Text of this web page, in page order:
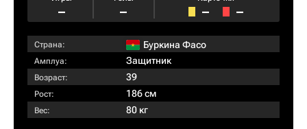
– – – –
Страна: Буркина Фасо
Амплуа: Защитник
Возраст: 39
Рост: 186 см
Вес: 80 кг